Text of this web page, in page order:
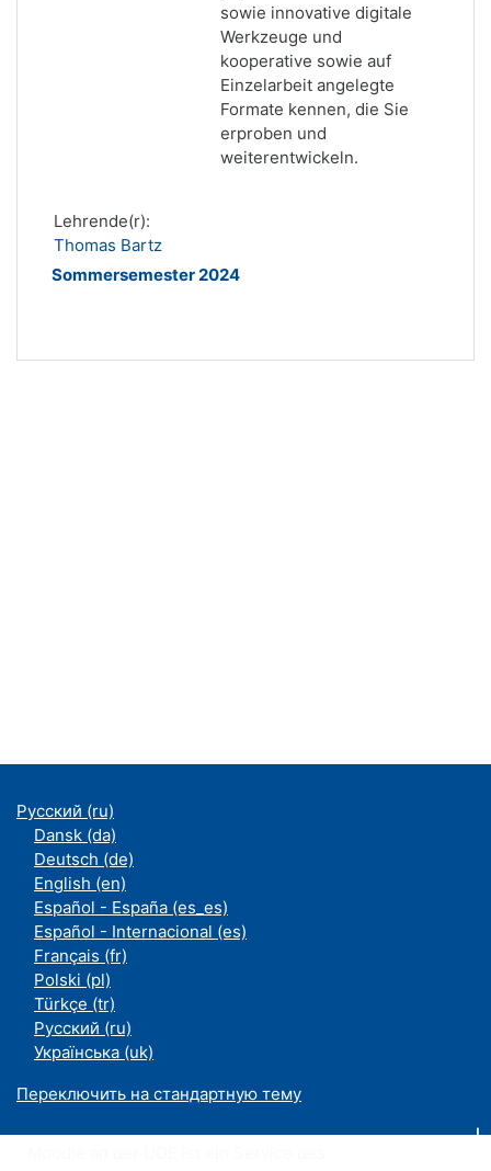
sowie innovative digitale
Werkzeuge und
kooperative sowie auf
Einzelarbeit angelegte
Formate kennen, die Sie
erproben und
weiterentwickeln.
Lehrende(r):
Thomas Bartz
Sommersemester 2024
Русский ‎(ru)‎
Dansk ‎(da)‎
Deutsch ‎(de)‎
English ‎(en)‎
Español - España ‎(es_es)‎
Español - Internacional ‎(es)‎
Français ‎(fr)‎
Polski ‎(pl)‎
Türkçe ‎(tr)‎
Русский ‎(ru)‎
Українська ‎(uk)‎
Переключить на стандартную тему